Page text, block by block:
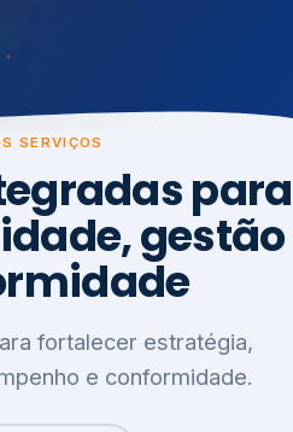
SERVIÇOS
para
gestão
fortalecer estratégia,
e conformidade.